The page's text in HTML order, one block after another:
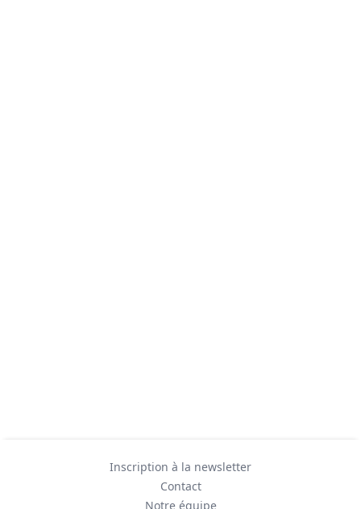
Inscription à la newsletter
Contact
Notre équipe